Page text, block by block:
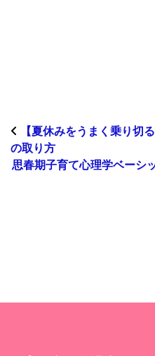
【夏休みをうまく乗り切
の取り方
思春期子育て心理学ベーシ